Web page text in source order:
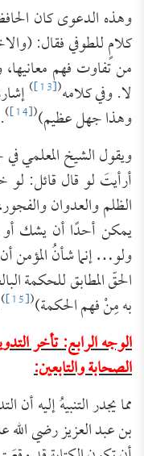
وهذه الدعوى كان
كلامٍ للطوفي فقال:
من تفاوت فهم
لا. وفي كلامه(
[13]
)
وهذا جهل عظيم)(
[14]
)
.
ويقول الشيخ المعلمي
أرأيتَ لو قال قائل: لو
الظلم والعدوان
يمكن أحدًا أن يشك أو
ولو… إنما شأنُ المؤمن
الحقّ المطابق للحكمة
به مِنْ فهم الحكمة)(
[15]
)
الوجه الرابع: تأخر
الصحابة والتابعين:
مما يجدر التنبيهُ إليه
بن عبد العزيز رضي الله